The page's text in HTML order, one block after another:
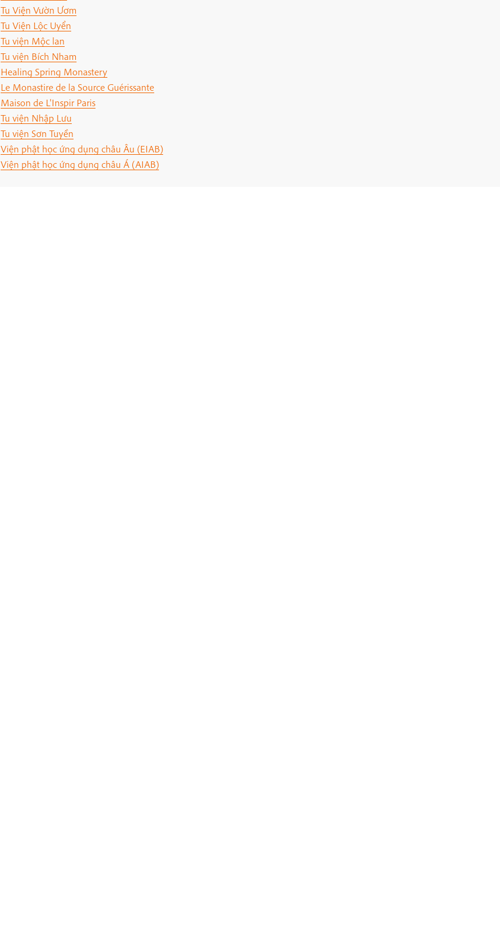
Tu Viện Vườn Ươm
Tu Viện Lộc Uyển
Tu viện Mộc lan
Tu viện Bích Nham
Healing Spring Monastery
Le Monastire de la Source Guérissante
Maison de L'Inspir Paris
Tu viện Nhập Lưu
Tu viện Sơn Tuyền
Viện phật học ứng dụng châu Âu (EIAB)
Viện phật học ứng dụng châu Á (AIAB)